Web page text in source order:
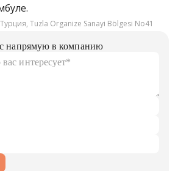
Турция, Tuzla Organize Sanayi Bölgesi No41
напрямую в компанию